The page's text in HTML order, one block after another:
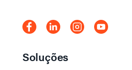
Soluções